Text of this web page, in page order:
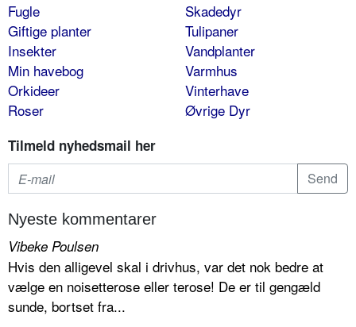
Fugle
Giftige planter
Insekter
Min havebog
Orkideer
Roser
Skadedyr
Tulipaner
Vandplanter
Varmhus
Vinterhave
Øvrige Dyr
Tilmeld nyhedsmail her
Nyeste kommentarer
Vibeke Poulsen
Hvis den alligevel skal i drivhus, var det nok bedre at
vælge en noisetterose eller terose! De er til gengæld
sunde, bortset fra...